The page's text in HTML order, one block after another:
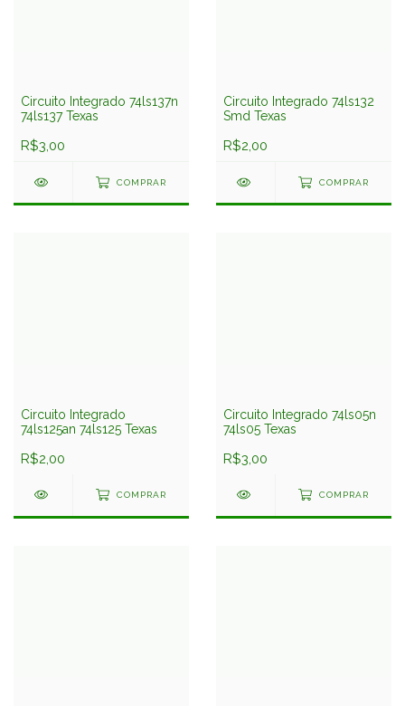
Circuito Integrado 74ls137n
74ls137 Texas
R$3,00
COMPRAR
Circuito Integrado 74ls132
Smd Texas
R$2,00
COMPRAR
Circuito Integrado
74ls125an 74ls125 Texas
R$2,00
COMPRAR
Circuito Integrado 74ls05n
74ls05 Texas
R$3,00
COMPRAR